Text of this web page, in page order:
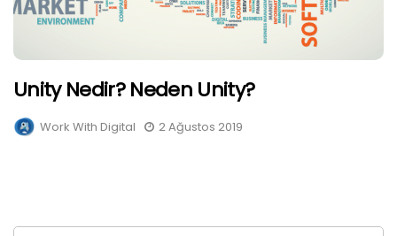
Unity Nedir? Neden Unity?
Work With Digital 2 Ağustos 2019